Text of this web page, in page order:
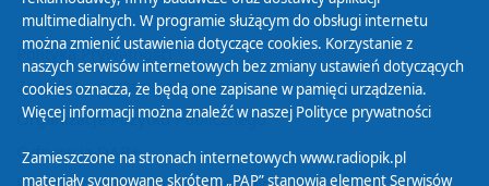
Polityka Prywatności
Zasady korzystania z Serwisu
Organizacje Pożytku Publicznego
Cyfryzacja DAB+
multimedialnych. W programie służącym do obsługi internetu
można zmienić ustawienia dotyczące cookies. Korzystanie z
naszych serwisów internetowych bez zmiany ustawień dotyczących
cookies oznacza, że będą one zapisane w pamięci urządzenia.
Więcej informacji można znaleźć w naszej Polityce prywatności
Zamieszczone na stronach internetowych www.radiopik.pl
materiały sygnowane skrótem „PAP” stanowią element Serwisów